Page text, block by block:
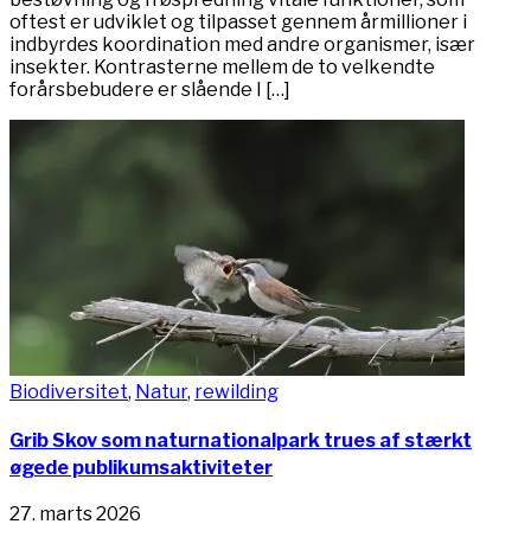
oftest er udviklet og tilpasset gennem årmillioner i
indbyrdes koordination med andre organismer, især
insekter. Kontrasterne mellem de to velkendte
forårsbebudere er slående I […]
Biodiversitet, Natur, rewilding
Grib Skov som naturnationalpark trues af stærkt
øgede publikumsaktiviteter
27. marts 2026